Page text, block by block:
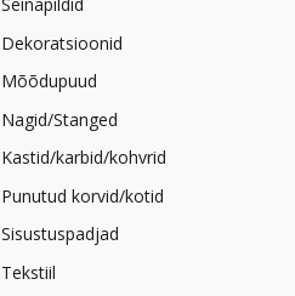
Dekoratsioonid
Mõõdupuud
Nagid/Stanged
Kastid/karbid/kohvrid
Punutud korvid/kotid
Sisustuspadjad
Tekstiil